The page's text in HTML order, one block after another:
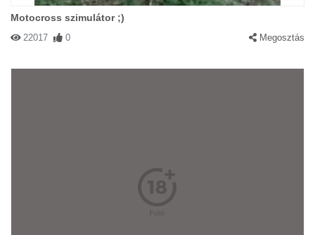
Motocross szimulátor ;)
22017 0 Megosztás